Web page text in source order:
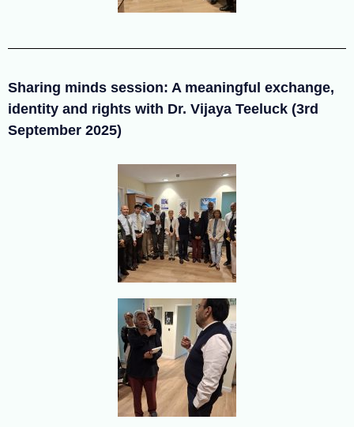
Sharing minds session: A meaningful exchange,
identity and rights with Dr. Vijaya Teeluck (3rd
September 2025)